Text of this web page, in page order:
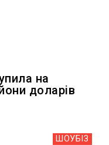
на
доларів
ШОУБIЗ